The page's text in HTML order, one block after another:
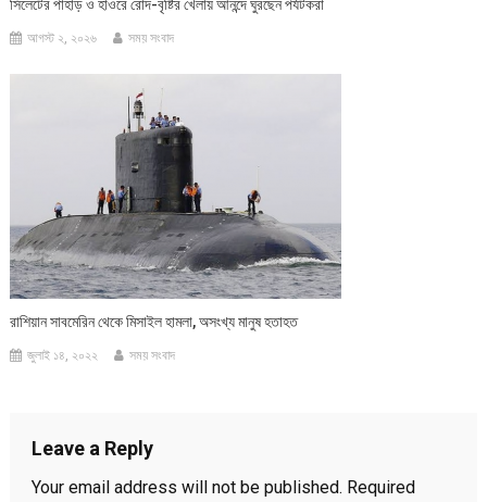
সিলেটের পাহাড় ও হাওরে রোদ-বৃষ্টির খেলায় আনন্দে ঘুরছেন পর্যটকরা
আগস্ট ২, ২০২৬ সময় সংবাদ
রাশিয়ান সাবমেরিন থেকে মিসাইল হামলা, অসংখ্য মানুষ হতাহত
জুলাই ১৪, ২০২২ সময় সংবাদ
Leave a Reply
Your email address will not be published. Required